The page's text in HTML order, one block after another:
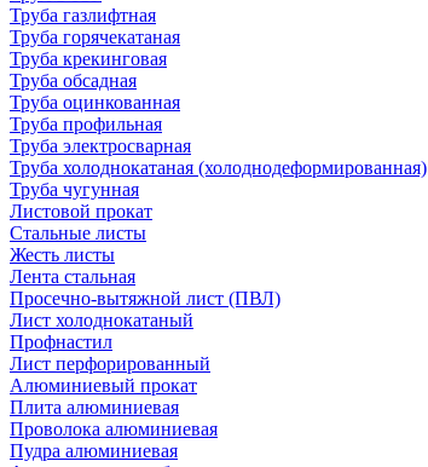
Труба газлифтная
Труба горячекатаная
Труба крекинговая
Труба обсадная
Труба оцинкованная
Труба профильная
Труба электросварная
Труба холоднокатаная (холоднодеформированная)
Труба чугунная
Листовой прокат
Стальные листы
Жесть листы
Лента стальная
Просечно-вытяжной лист (ПВЛ)
Лист холоднокатаный
Профнастил
Лист перфорированный
Алюминиевый прокат
Плита алюминиевая
Проволока алюминиевая
Пудра алюминиевая